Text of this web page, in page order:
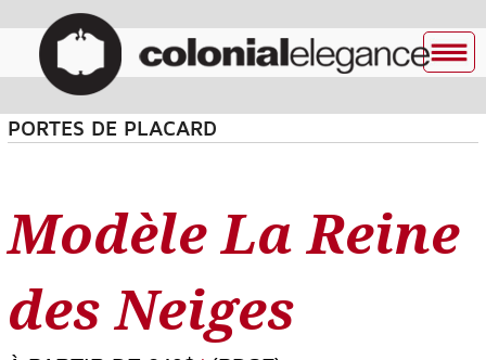
PORTES DE PLACARD
Modèle La Reine
des Neiges